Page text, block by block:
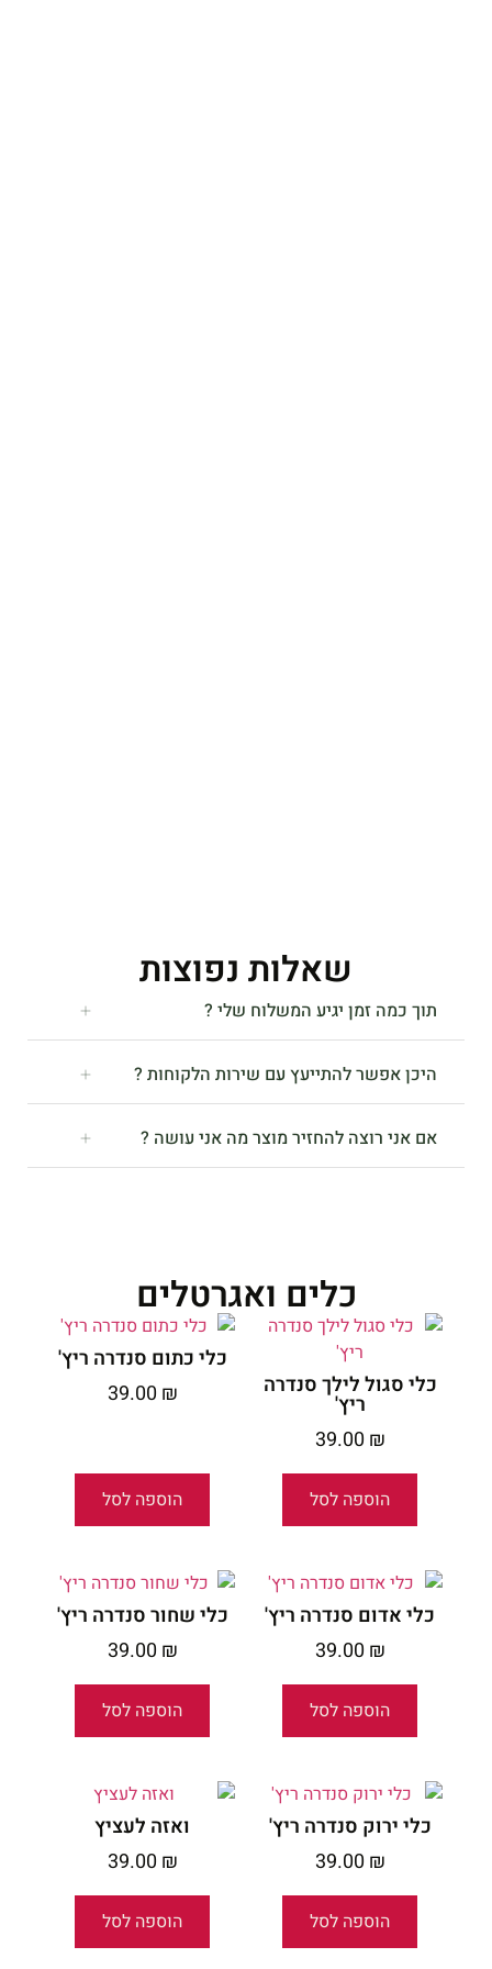
שאלות נפוצות
תוך כמה זמן יגיע המשלוח שלי ?
היכן אפשר להתייעץ עם שירות הלקוחות ?
אם אני רוצה להחזיר מוצר מה אני עושה ?
כלים ואגרטלים
כלי סגול לילך סנדרה
ריץ'
39.00 ₪
הוספה לסל
כלי כתום סנדרה ריץ'
39.00 ₪
הוספה לסל
כלי אדום סנדרה ריץ'
39.00 ₪
הוספה לסל
כלי שחור סנדרה ריץ'
39.00 ₪
הוספה לסל
כלי ירוק סנדרה ריץ'
39.00 ₪
הוספה לסל
ואזה לעציץ
39.00 ₪
הוספה לסל